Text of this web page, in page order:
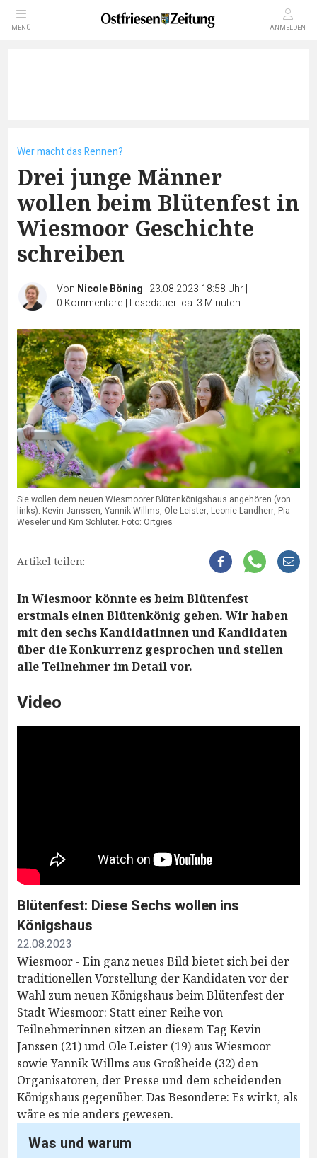
MENÜ ANMELDEN
Wer macht das Rennen?
Drei junge Männer
wollen beim Blütenfest in
Wiesmoor Geschichte
schreiben
Von Nicole Böning | 23.08.2023 18:58 Uhr|
0 Kommentare | Lesedauer: ca. 3 Minuten
Sie wollen dem neuen Wiesmoorer Blütenkönigshaus angehören (von
links): Kevin Janssen, Yannik Willms, Ole Leister, Leonie Landherr, Pia
Weseler und Kim Schlüter. Foto: Ortgies
Artikel teilen:
In Wiesmoor könnte es beim Blütenfest
erstmals einen Blütenkönig geben. Wir haben
mit den sechs Kandidatinnen und Kandidaten
über die Konkurrenz gesprochen und stellen
alle Teilnehmer im Detail vor.
Video
Blütenfest: Diese Sechs wollen ins
Königshaus
22.08.2023
Wiesmoor - Ein ganz neues Bild bietet sich bei der
traditionellen Vorstellung der Kandidaten vor der
Wahl zum neuen Königshaus beim Blütenfest der
Stadt Wiesmoor: Statt einer Reihe von
Teilnehmerinnen sitzen an diesem Tag Kevin
Janssen (21) und Ole Leister (19) aus Wiesmoor
sowie Yannik Willms aus Großheide (32) den
Organisatoren, der Presse und dem scheidenden
Königshaus gegenüber. Das Besondere: Es wirkt, als
wäre es nie anders gewesen.
Was und warum